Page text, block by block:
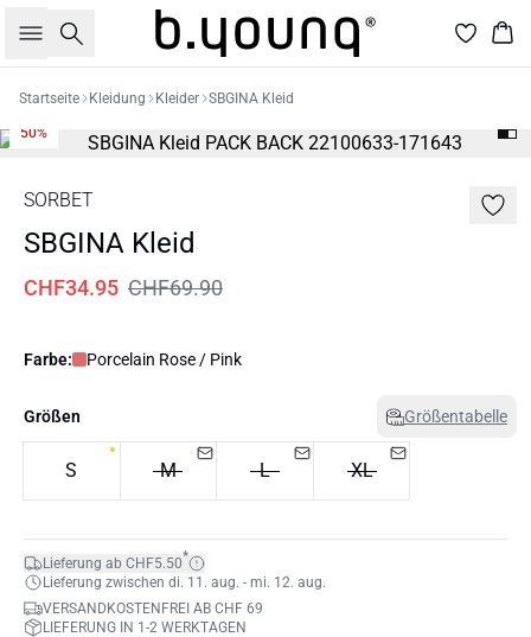
Suche
Startseite Kleidung Kleider SBGINA Kleid
50%
SORBET
SBGINA Kleid
CHF34.95 CHF69.90
Farbe: Porcelain Rose / Pink
Größen Größentabelle
S M L XL
Lieferung ab CHF5.50*
Lieferung zwischen di. 11. aug. - mi. 12. aug.
VERSANDKOSTENFREI AB CHF 69
LIEFERUNG IN 1-2 WERKTAGEN